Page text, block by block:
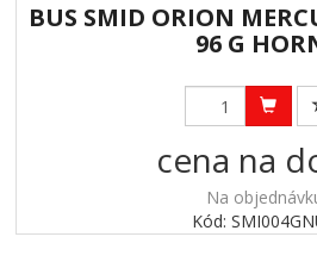
BUS SMID ORION
96 G
cena na
Na
Kód: